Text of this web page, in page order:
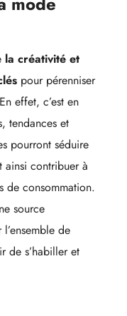
la créativité et
pour pérenniser
effet, c’est en
tendances et
pourront séduire
ainsi contribuer à
de consommation.
source
de
de s’habiller et